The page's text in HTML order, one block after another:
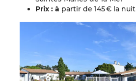
Prix : à partir de 145 € la nuit